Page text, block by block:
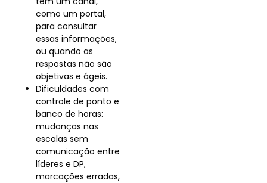
como um portal,
para consultar
essas informações,
ou quando as
respostas não são
objetivas e ágeis.
Dificuldades com
controle de ponto e
banco de horas:
mudanças nas
escalas sem
comunicação entre
líderes e DP,
marcações erradas,